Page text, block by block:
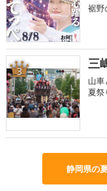
裾野
3 三
山
夏祭
静岡県の